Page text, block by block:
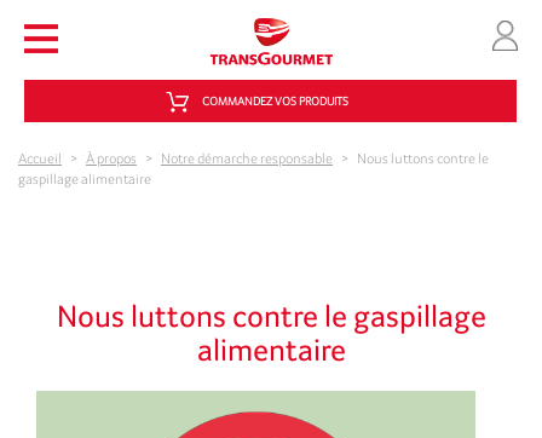
COMMANDEZ VOS PRODUITS
Accueil > À propos > Notre démarche responsable >
Nous luttons contre le
gaspillage alimentaire
Nous luttons contre le gaspillage
alimentaire